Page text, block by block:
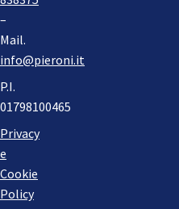
–
Mail.
info@pieroni.it
P.I.
01798100465
Privacy
e
Cookie
Policy